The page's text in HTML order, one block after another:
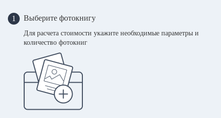
1 Выберите фотокнигу
Для расчета стоимости укажите необходимые параметры и
количество фотокниг